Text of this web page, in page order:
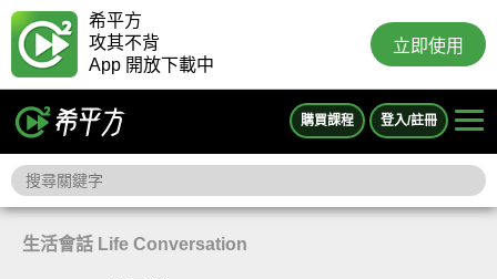
希平方
攻其不背
App 開放下載中
立即使用
購買課程 登入/註冊
生活會話 Life Conversation